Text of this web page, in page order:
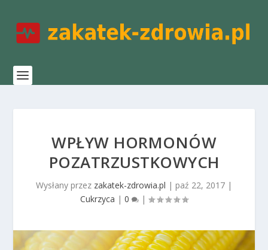
WPŁYW HORMONÓW
POZATRZUSTKOWYCH
Wysłany przez zakatek-zdrowia.pl | paź 22, 2017 |
Cukrzyca | 0 |